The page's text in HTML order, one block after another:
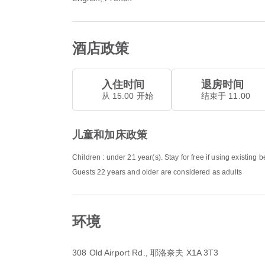
酒店政策
入住时间
从 15.00 开始
退房时间
结束于 11.00
儿童和加床政策
Children : under 21 year(s). Stay for free if using existing
Guests 22 years and older are considered as adults
环境
308 Old Airport Rd. , 耶洛奈夫 X1A 3T3